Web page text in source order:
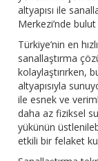
altyapısı ile
Merkezi’nde
Türkiye’nin en
sanallaştırma
kolaylaştırırken,
altyapısıyla
ile esnek ve
daha az fiziksel
yükünün
etkili bir felaket